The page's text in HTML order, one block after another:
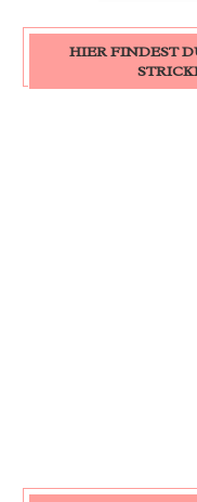
HIER FINDEST